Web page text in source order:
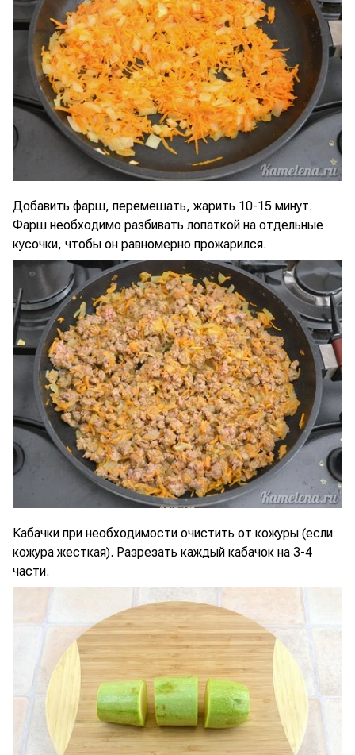
Добавить фарш, перемешать, жарить 10-15 минут.
Фарш необходимо разбивать лопаткой на отдельные
кусочки, чтобы он равномерно прожарился.
Кабачки при необходимости очистить от кожуры (если
кожура жесткая). Разрезать каждый кабачок на 3-4
части.